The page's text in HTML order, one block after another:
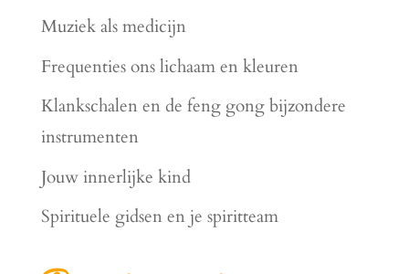
Muziek als medicijn
Frequenties ons lichaam en kleuren
Klankschalen en de feng gong bijzondere
instrumenten
Jouw innerlijke kind
Spirituele gidsen en je spiritteam